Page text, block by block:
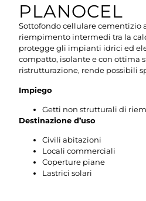
PLANOCEL
Sottofondo cellulare cementizio
riempimento intermedi tra la
protegge gli impianti idrici ed
compatto, isolante e con ottima
ristrutturazione, rende possibili
Impiego
Getti non strutturali di
Destinazione d’uso
Civili abitazioni
Locali commerciali
Coperture piane
Lastrici solari